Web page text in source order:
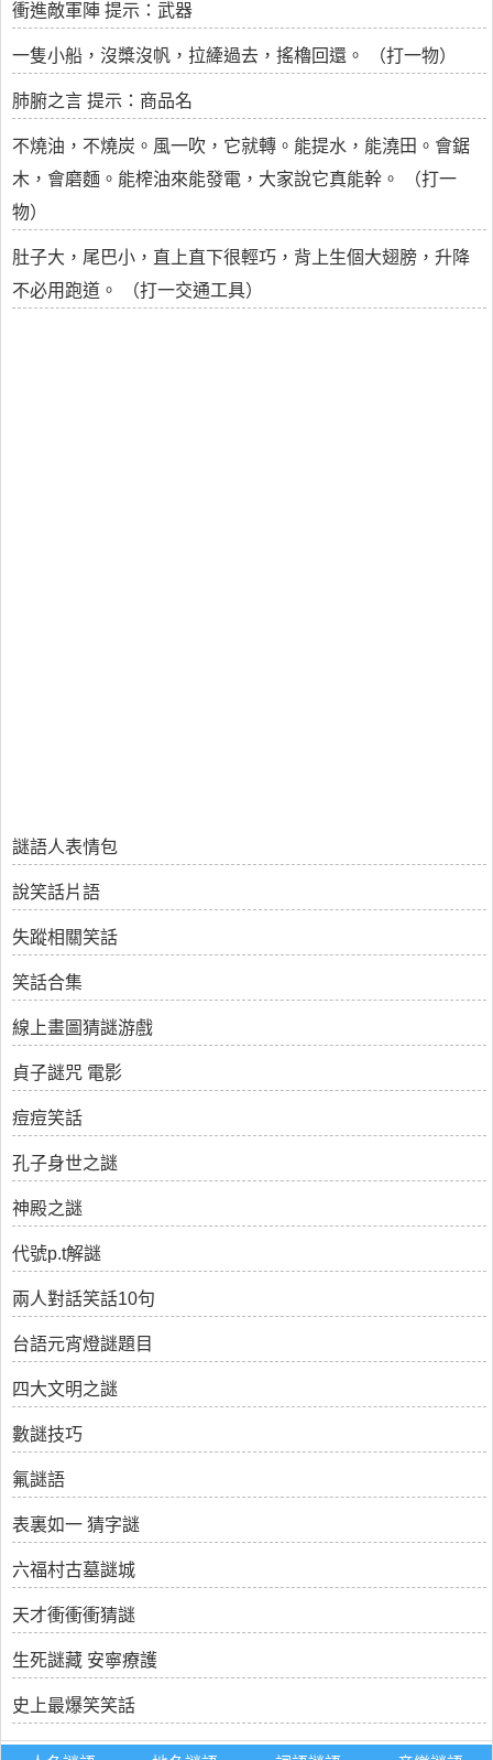
衝進敵軍陣 提示：武器
一隻小船，沒槳沒帆，拉縴過去，搖櫓回還。 （打一物）
肺腑之言 提示：商品名
不燒油，不燒炭。風一吹，它就轉。能提水，能澆田。會鋸
木，會磨麵。能榨油來能發電，大家說它真能幹。 （打一
物）
肚子大，尾巴小，直上直下很輕巧，背上生個大翅膀，升降
不必用跑道。 （打一交通工具）
謎語人表情包
說笑話片語
失蹤相關笑話
笑話合集
線上畫圖猜謎游戲
貞子謎咒 電影
痘痘笑話
孔子身世之謎
神殿之謎
代號p.t解謎
兩人對話笑話10句
台語元宵燈謎題目
四大文明之謎
數謎技巧
氟謎語
表裏如一 猜字謎
六福村古墓謎城
天才衝衝衝猜謎
生死謎藏 安寧療護
史上最爆笑笑話